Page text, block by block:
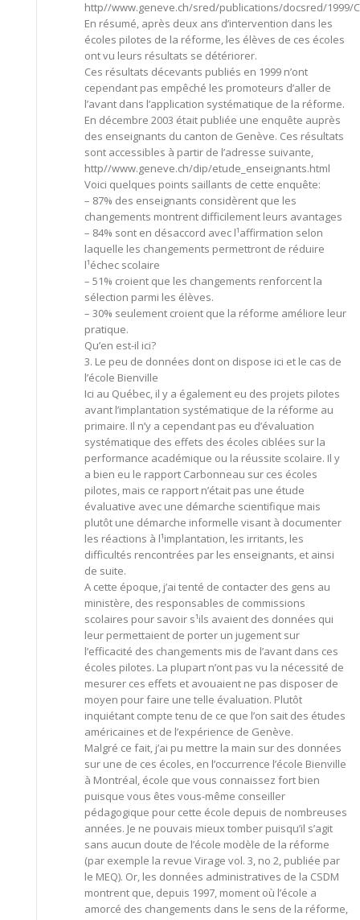
http//www.geneve.ch/sred/publications/docsred/1999/
En résumé, après deux ans d’intervention dans les
écoles pilotes de la réforme, les élèves de ces écoles
ont vu leurs résultats se détériorer.
Ces résultats décevants publiés en 1999 n’ont
cependant pas empêché les promoteurs d’aller de
l’avant dans l’application systématique de la réforme.
En décembre 2003 était publiée une enquête auprès
des enseignants du canton de Genève. Ces résultats
sont accessibles à partir de l’adresse suivante,
http//www.geneve.ch/dip/etude_enseignants.html
Voici quelques points saillants de cette enquête:
– 87% des enseignants considèrent que les
changements montrent difficilement leurs avantages
– 84% sont en désaccord avec l¹affirmation selon
laquelle les changements permettront de réduire
l¹échec scolaire
– 51% croient que les changements renforcent la
sélection parmi les élèves.
– 30% seulement croient que la réforme améliore leur
pratique.
Qu’en est-il ici?
3. Le peu de données dont on dispose ici et le cas de
l’école Bienville
Ici au Québec, il y a également eu des projets pilotes
avant l’implantation systématique de la réforme au
primaire. Il n’y a cependant pas eu d’évaluation
systématique des effets des écoles ciblées sur la
performance académique ou la réussite scolaire. Il y
a bien eu le rapport Carbonneau sur ces écoles
pilotes, mais ce rapport n’était pas une étude
évaluative avec une démarche scientifique mais
plutôt une démarche informelle visant à documenter
les réactions à l¹implantation, les irritants, les
difficultés rencontrées par les enseignants, et ainsi
de suite.
A cette époque, j’ai tenté de contacter des gens au
ministère, des responsables de commissions
scolaires pour savoir s¹ils avaient des données qui
leur permettaient de porter un jugement sur
l’efficacité des changements mis de l’avant dans ces
écoles pilotes. La plupart n’ont pas vu la nécessité de
mesurer ces effets et avouaient ne pas disposer de
moyen pour faire une telle évaluation. Plutôt
inquiétant compte tenu de ce que l’on sait des études
américaines et de l’expérience de Genève.
Malgré ce fait, j’ai pu mettre la main sur des données
sur une de ces écoles, en l’occurrence l’école Bienville
à Montréal, école que vous connaissez fort bien
puisque vous êtes vous-même conseiller
pédagogique pour cette école depuis de nombreuses
années. Je ne pouvais mieux tomber puisqu’il s’agit
sans aucun doute de l’école modèle de la réforme
(par exemple la revue Virage vol. 3, no 2, publiée par
le MEQ). Or, les données administratives de la CSDM
montrent que, depuis 1997, moment où l’école a
amorcé des changements dans le sens de la réforme,